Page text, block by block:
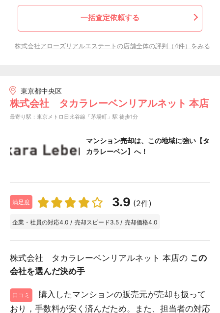
一括査定依頼する
株式会社アローズリアルエステートの店舗全体の評判（4件）をみる
東京都中央区
株式会社 タカラレーベンリアルネット 本店
最寄り駅：東京メトロ日比谷線「茅場町」駅 徒歩1分
マンション売却は、この地域に強い【タ
カラレーベン】へ！
満足度 3.9 (2件)
企業・社員の対応4.0 / 売却スピード3.5 / 売却価格4.0
株式会社 タカラレーベンリアルネット 本店の この
会社を選んだ決め手
口コミ
購入したマンションの販売元が売却も扱って
おり，手数料が安く済んだため。また、担当者の対応